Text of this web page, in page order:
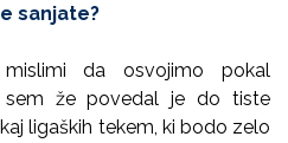
sanjate?
da osvojimo pokal
sem že povedal je do tiste
ligaških tekem, ki bodo zelo